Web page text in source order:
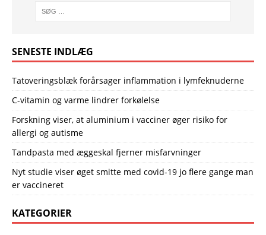
SENESTE INDLÆG
Tatoveringsblæk forårsager inflammation i lymfeknuderne
C-vitamin og varme lindrer forkølelse
Forskning viser, at aluminium i vacciner øger risiko for
allergi og autisme
Tandpasta med æggeskal fjerner misfarvninger
Nyt studie viser øget smitte med covid-19 jo flere gange man
er vaccineret
KATEGORIER